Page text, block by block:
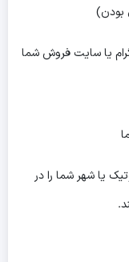
بودن)
یا سایت فروش شما
یا شهر شما را در